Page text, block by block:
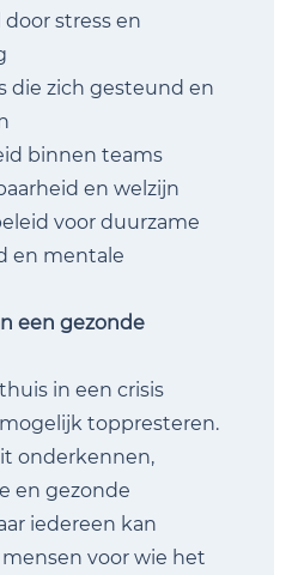
stress en
die zich gesteund en
binnen teams
en welzijn
voor duurzame
en mentale
een gezonde
in een crisis
top­presteren.
onderkennen,
en gezonde
iedereen kan
voor wie het